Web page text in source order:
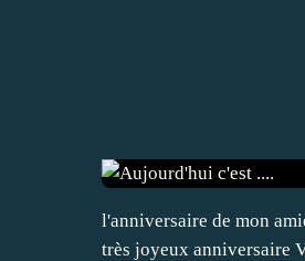
l'anniversaire de mon
très joyeux anniversaire